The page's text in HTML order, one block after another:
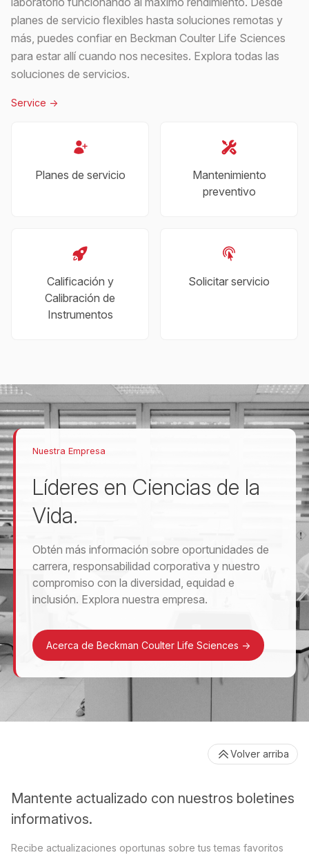
planes de servicio flexibles hasta soluciones remotas y
más, puedes confiar en Beckman Coulter Life Sciences
para estar allí cuando nos necesites. Explora todas las
soluciones de servicios.
Service ->
Planes de servicio
Mantenimiento
preventivo
Calificación y
Calibración de
Instrumentos
Solicitar servicio
Nuestra Empresa
Líderes en Ciencias de la
Vida.
Obtén más información sobre oportunidades de
carrera, responsabilidad corporativa y nuestro
compromiso con la diversidad, equidad e
inclusión. Explora nuestra empresa.
Acerca de Beckman Coulter Life Sciences ->
Mantente actualizado con nuestros boletines
informativos.
Recibe actualizaciones oportunas sobre tus temas favoritos
Volver arriba